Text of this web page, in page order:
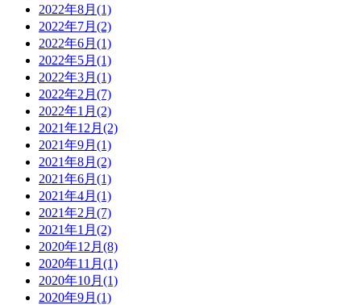
2022年8月 (1)
2022年7月 (2)
2022年6月 (1)
2022年5月 (1)
2022年3月 (1)
2022年2月 (7)
2022年1月 (2)
2021年12月 (2)
2021年9月 (1)
2021年8月 (2)
2021年6月 (1)
2021年4月 (1)
2021年2月 (7)
2021年1月 (2)
2020年12月 (8)
2020年11月 (1)
2020年10月 (1)
2020年9月 (1)